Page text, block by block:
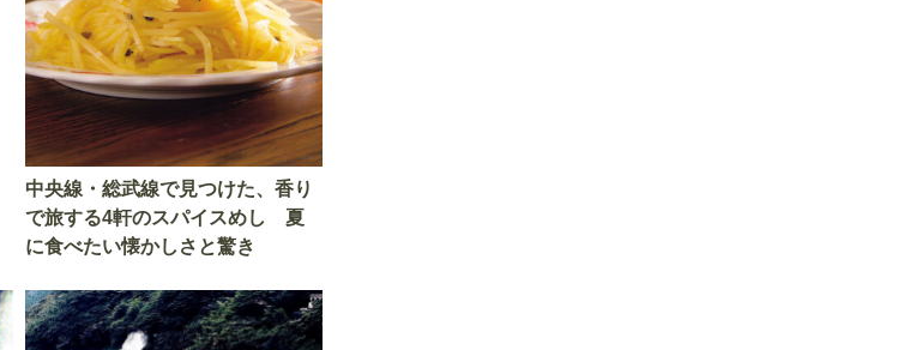
中央線・総武線で見つけた、香り
で旅する4軒のスパイスめし 夏
に食べたい懐かしさと驚き